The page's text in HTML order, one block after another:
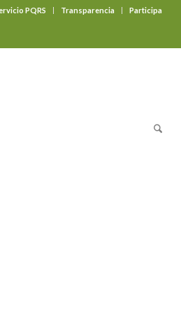
PQRS Transparencia Participa